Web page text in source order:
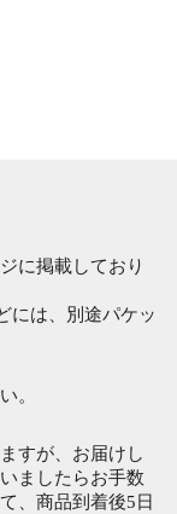
に掲載しており
には、別途パケッ
。
すが、お届けし
ましたらお手数
、商品到着後5日